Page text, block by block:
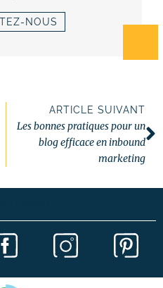
NOUS
ARTICLE SUIVANT
Les bonnes pratiques pour un
blog efficace en inbound
marketing